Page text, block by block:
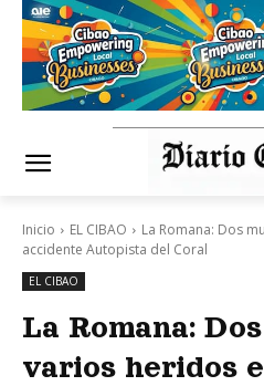
Inicio EL CIBAO
La Romana: Dos
accidente Autopista del Coral
EL CIBAO
La Romana:
varios heridos